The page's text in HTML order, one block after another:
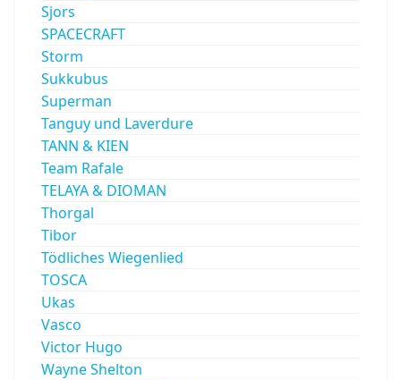
Sjors
SPACECRAFT
Storm
Sukkubus
Superman
Tanguy und Laverdure
TANN & KIEN
Team Rafale
TELAYA & DIOMAN
Thorgal
Tibor
Tödliches Wiegenlied
TOSCA
Ukas
Vasco
Victor Hugo
Wayne Shelton